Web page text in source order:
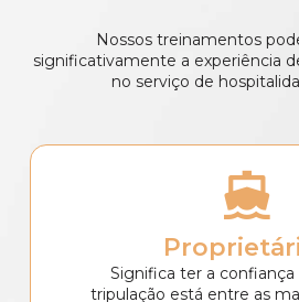
Nossos treinamentos
significativamente a experiência
no serviço de
Significa ter a confiança
tripulação está entre as